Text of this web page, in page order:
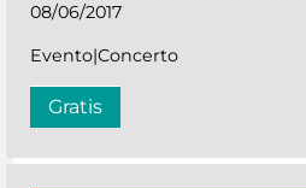
08/06/2017
Evento|Concerto
Gratis